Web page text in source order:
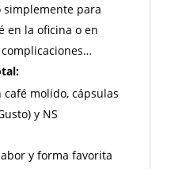
simplemente para
en la oficina o en
molido, cápsulas
y NS
y forma favorita